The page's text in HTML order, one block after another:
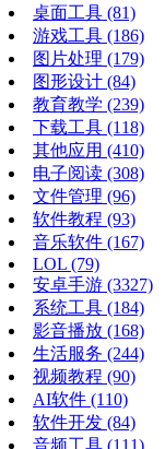
桌面工具 (81)
游戏工具 (186)
图片处理 (179)
图形设计 (84)
教育教学 (239)
下载工具 (118)
其他应用 (410)
电子阅读 (308)
文件管理 (96)
软件教程 (93)
音乐软件 (167)
LOL (79)
安卓手游 (3327)
系统工具 (184)
影音播放 (168)
生活服务 (244)
视频教程 (90)
AI软件 (110)
软件开发 (84)
音频工具 (111)